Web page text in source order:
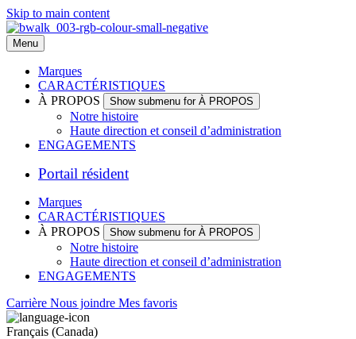
Skip to main content
Menu
Marques
CARACTÉRISTIQUES
À PROPOS
Show submenu for À PROPOS
Notre histoire
Haute direction et conseil d’administration
ENGAGEMENTS
Portail résident
Marques
CARACTÉRISTIQUES
À PROPOS
Show submenu for À PROPOS
Notre histoire
Haute direction et conseil d’administration
ENGAGEMENTS
Carrière Nous joindre Mes favoris
Français (Canada)